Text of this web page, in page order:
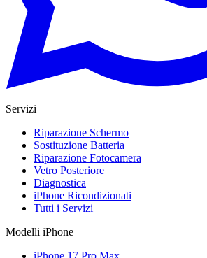
Servizi
Riparazione Schermo
Sostituzione Batteria
Riparazione Fotocamera
Vetro Posteriore
Diagnostica
iPhone Ricondizionati
Tutti i Servizi
Modelli iPhone
iPhone 17 Pro Max